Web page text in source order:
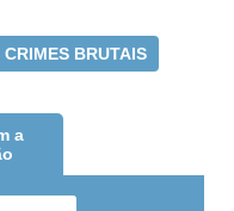
CRIMES BRUTAIS
a